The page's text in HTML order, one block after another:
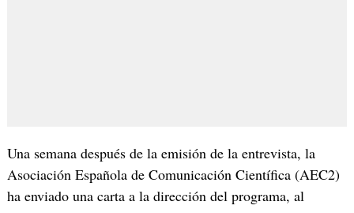
Una semana después de la emisión de la entrevista, la
Asociación Española de Comunicación Científica (AEC2)
ha enviado una carta a la dirección del programa, al